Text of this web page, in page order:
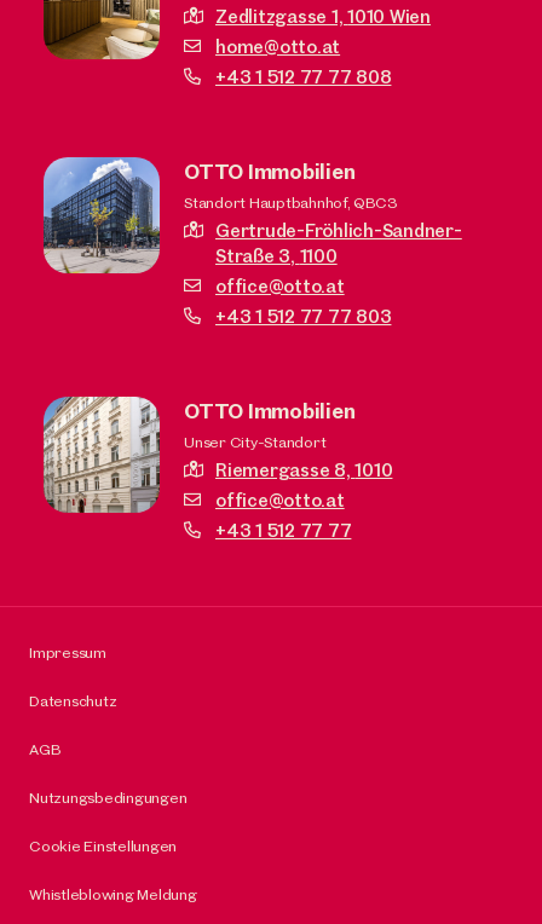
Zedlitzgasse 1,1010 Wien
home@otto.at
+43 1 512 77 77 808
OTTO Immobilien
Standort Hauptbahnhof, QBC3
Gertrude-Fröhlich-Sandner-
Straße 3, 1100
office@otto.at
+43 1 512 77 77 803
OTTO Immobilien
Unser City-Standort
Riemergasse 8,1010
office@otto.at
+43 1 512 77 77
Impressum
Datenschutz
AGB
Nutzungsbedingungen
Cookie Einstellungen
Whistleblowing Meldung